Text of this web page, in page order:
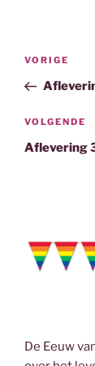
o
k
e
Bericht
Vorig
bericht
VORIGE
Volgend
bericht
VOLGENDE
Aflevering
De Eeuw